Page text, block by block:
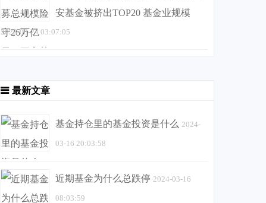
安基金被挤出TOP20 基金业规模
2023-08-24 03:07:05
最新文章
基金持仓里的基金投资是什么 2024-
03-16 20:03:58
近期基金为什么总跌停 2024-03-16
08:03:59